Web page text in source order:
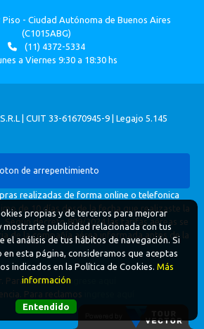
Piso - Ciudad Autónoma de Buenos Aires
(C1015ABG)
(11) 4372-5334
a Viernes 9:30 a 18:30 hs
| CUIT 33-61670945-9 | Legajo 5.145
de arrepentimiento
realizadas de forma online o telefonica
de 10 días desde la fecha que realizaste la
Según decreto 809/2024 las tarifas aéreas se
de la compañía aérea informada antes de la
Para reclamosingrese aquí
Para reclamos
propias y de terceros para mejorar
mostrarte publicidad relacionada con tus
el análisis de tus hábitos de navegación. Si
en esta página, consideramos que aceptas
indicados en la Política de Cookies. Más
información
Entendido